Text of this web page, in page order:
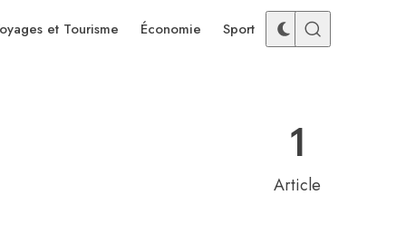
et Tourisme Économie Sport
1
Article